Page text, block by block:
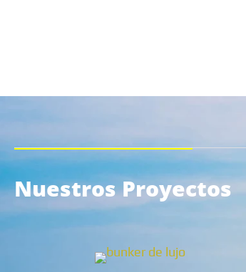
Nuestros Proyectos